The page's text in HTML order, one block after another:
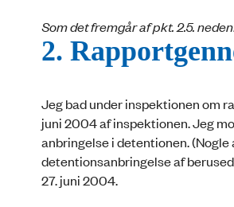
Som det fremgår af pkt. 2.5.
2.
Jeg bad under inspektionen om
juni 2004 af inspektionen. Jeg
anbringelse i detentionen.
detentionsanbringelse af
27. juni 2004.